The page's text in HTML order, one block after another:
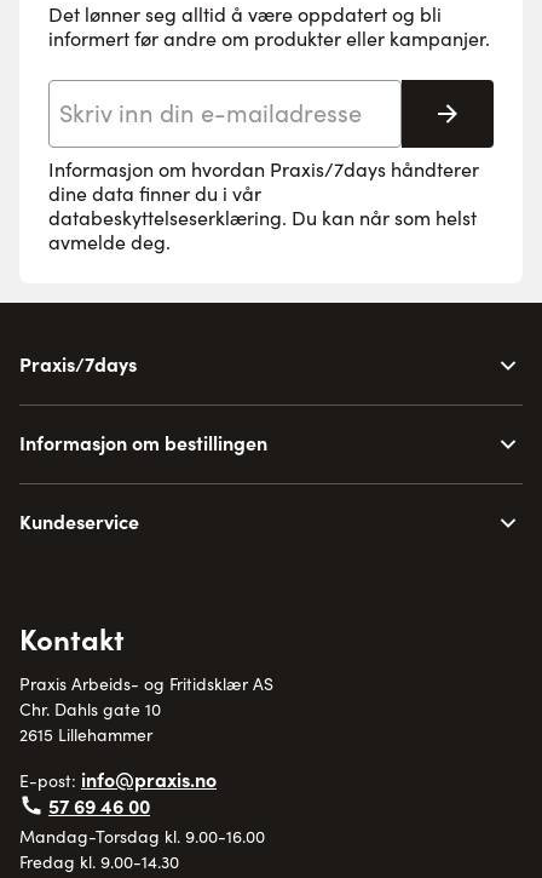
Det lønner seg alltid å være oppdatert og bli
informert før andre om produkter eller kampanjer.
Informasjon om hvordan Praxis/7days håndterer
dine data finner du i vår
databeskyttelseserklæring. Du kan når som helst
avmelde deg.
Praxis/7days
Informasjon om bestillingen
Kundeservice
Kontakt
Praxis Arbeids- og Fritidsklær AS
Chr. Dahls gate 10
2615 Lillehammer
E-post: info@praxis.no
57 69 46 00
Mandag-Torsdag kl. 9.00-16.00
Fredag kl. 9.00-14.30